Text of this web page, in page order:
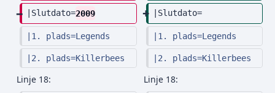
e
r
n
g
s
|Slutdato=2009 |Slutdato=
|1. plads=Legends |1. plads=Legends
|2. plads=Killerbees |2. plads=Killerbees
Linje 18: Linje 18: